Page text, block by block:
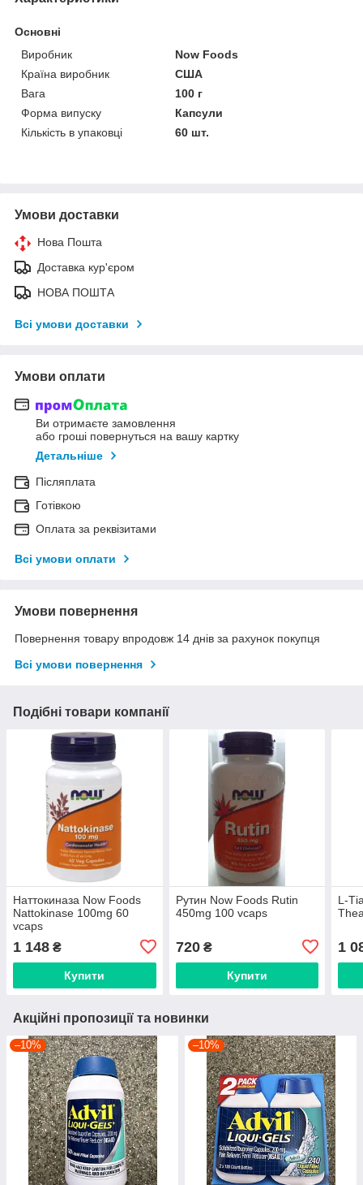
Основні
Виробник
Now Foods
Країна виробник
США
Вага
100 г
Форма випуску
Капсули
Кількість в упаковці
60 шт.
Умови доставки
Нова Пошта
Доставка кур'єром
НОВА ПОШТА
Всі умови доставки
Умови оплати
Ви отримаєте замовлення
або гроші повернуться на вашу картку
Детальніше
Післяплата
Готівкою
Оплата за реквізитами
Всі умови оплати
Умови повернення
Повернення товару впродовж 14 днів за рахунок покупця
Всі умови повернення
Подібні товари компанії
Наттокиназа Now Foods
Nattokinase 100mg 60
vcaps
1 148 ₴
Купити
Рутин Now Foods Rutin
450mg 100 vcaps
720₴
Купити
L-
1
Акційні пропозиції та новинки
–10% –10%